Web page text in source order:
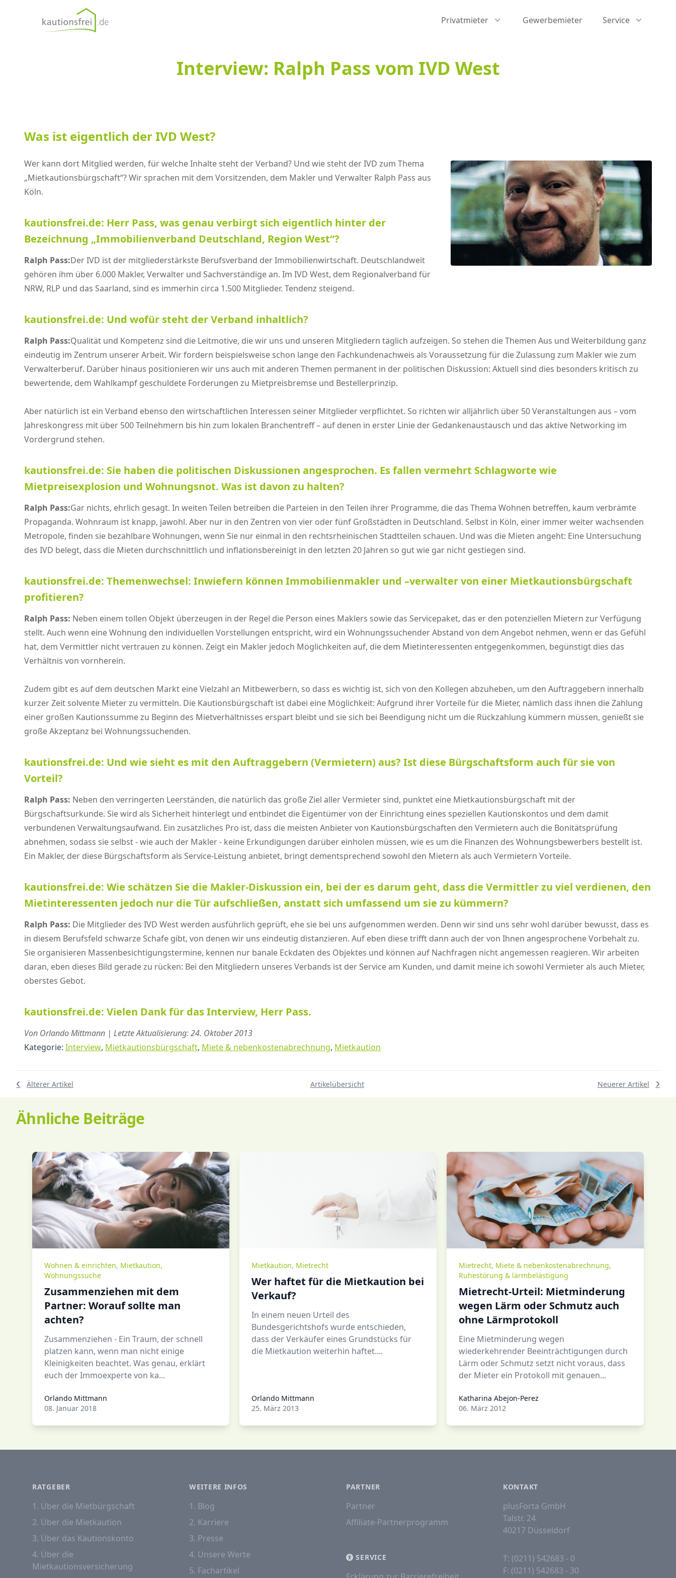
kautionsfrei.de
Privatmieter Gewerbemieter Service
Interview: Ralph Pass vom IVD West
Was ist eigentlich der IVD West?
Wer kann dort Mitglied werden, für welche Inhalte steht der Verband? Und wie steht der IVD zum Thema
„Mietkautionsbürgschaft“? Wir sprachen mit dem Vorsitzenden, dem Makler und Verwalter Ralph Pass aus
Köln.
kautionsfrei.de: Herr Pass, was genau verbirgt sich eigentlich hinter der
Bezeichnung „Immobilienverband Deutschland, Region West“?
Ralph Pass:Der IVD ist der mitgliederstärkste Berufsverband der Immobilienwirtschaft. Deutschlandweit
gehören ihm über 6.000 Makler, Verwalter und Sachverständige an. Im IVD West, dem Regionalverband für
NRW, RLP und das Saarland, sind es immerhin circa 1.500 Mitglieder. Tendenz steigend.
kautionsfrei.de: Und wofür steht der Verband inhaltlich?
Ralph Pass:Qualität und Kompetenz sind die Leitmotive, die wir uns und unseren Mitgliedern täglich aufzeigen. So stehen die Themen Aus und Weiterbildung ganz
eindeutig im Zentrum unserer Arbeit. Wir fordern beispielsweise schon lange den Fachkundenachweis als Voraussetzung für die Zulassung zum Makler wie zum
Verwalterberuf. Darüber hinaus positionieren wir uns auch mit anderen Themen permanent in der politischen Diskussion: Aktuell sind dies besonders kritisch zu
bewertende, dem Wahlkampf geschuldete Forderungen zu Mietpreisbremse und Bestellerprinzip.
Aber natürlich ist ein Verband ebenso den wirtschaftlichen Interessen seiner Mitglieder verpflichtet. So richten wir alljährlich über 50 Veranstaltungen aus – vom
Jahreskongress mit über 500 Teilnehmern bis hin zum lokalen Branchentreff – auf denen in erster Linie der Gedankenaustausch und das aktive Networking im
Vordergrund stehen.
kautionsfrei.de: Sie haben die politischen Diskussionen angesprochen. Es fallen vermehrt Schlagworte wie
Mietpreisexplosion und Wohnungsnot. Was ist davon zu halten?
Ralph Pass:Gar nichts, ehrlich gesagt. In weiten Teilen betreiben die Parteien in den Teilen ihrer Programme, die das Thema Wohnen betreffen, kaum verbrämte
Propaganda. Wohnraum ist knapp, jawohl. Aber nur in den Zentren von vier oder fünf Großstädten in Deutschland. Selbst in Köln, einer immer weiter wachsenden
Metropole, finden sie bezahlbare Wohnungen, wenn Sie nur einmal in den rechtsrheinischen Stadtteilen schauen. Und was die Mieten angeht: Eine Untersuchung
des IVD belegt, dass die Mieten durchschnittlich und inflationsbereinigt in den letzten 20 Jahren so gut wie gar nicht gestiegen sind.
kautionsfrei.de: Themenwechsel: Inwiefern können Immobilienmakler und –verwalter von einer Mietkautionsbürgschaft
profitieren?
Ralph Pass: Neben einem tollen Objekt überzeugen in der Regel die Person eines Maklers sowie das Servicepaket, das er den potenziellen Mietern zur Verfügung
stellt. Auch wenn eine Wohnung den individuellen Vorstellungen entspricht, wird ein Wohnungssuchender Abstand von dem Angebot nehmen, wenn er das Gefühl
hat, dem Vermittler nicht vertrauen zu können. Zeigt ein Makler jedoch Möglichkeiten auf, die dem Mietinteressenten entgegenkommen, begünstigt dies das
Verhältnis von vornherein.
Zudem gibt es auf dem deutschen Markt eine Vielzahl an Mitbewerbern, so dass es wichtig ist, sich von den Kollegen abzuheben, um den Auftraggebern innerhalb
kurzer Zeit solvente Mieter zu vermitteln. Die Kautionsbürgschaft ist dabei eine Möglichkeit: Aufgrund ihrer Vorteile für die Mieter, nämlich dass ihnen die Zahlung
einer großen Kautionssumme zu Beginn des Mietverhältnisses erspart bleibt und sie sich bei Beendigung nicht um die Rückzahlung kümmern müssen, genießt sie
große Akzeptanz bei Wohnungssuchenden.
kautionsfrei.de: Und wie sieht es mit den Auftraggebern (Vermietern) aus? Ist diese Bürgschaftsform auch für sie von
Vorteil?
Ralph Pass: Neben den verringerten Leerständen, die natürlich das große Ziel aller Vermieter sind, punktet eine Mietkautionsbürgschaft mit der
Bürgschaftsurkunde. Sie wird als Sicherheit hinterlegt und entbindet die Eigentümer von der Einrichtung eines speziellen Kautionskontos und dem damit
verbundenen Verwaltungsaufwand. Ein zusätzliches Pro ist, dass die meisten Anbieter von Kautionsbürgschaften den Vermietern auch die Bonitätsprüfung
abnehmen, sodass sie selbst - wie auch der Makler - keine Erkundigungen darüber einholen müssen, wie es um die Finanzen des Wohnungsbewerbers bestellt ist.
Ein Makler, der diese Bürgschaftsform als Service-Leistung anbietet, bringt dementsprechend sowohl den Mietern als auch Vermietern Vorteile.
kautionsfrei.de: Wie schätzen Sie die Makler-Diskussion ein, bei der es darum geht, dass die Vermittler zu viel verdienen, den
Mietinteressenten jedoch nur die Tür aufschließen, anstatt sich umfassend um sie zu kümmern?
Ralph Pass: Die Mitglieder des IVD West werden ausführlich geprüft, ehe sie bei uns aufgenommen werden. Denn wir sind uns sehr wohl darüber bewusst, dass es
in diesem Berufsfeld schwarze Schafe gibt, von denen wir uns eindeutig distanzieren. Auf eben diese trifft dann auch der von Ihnen angesprochene Vorbehalt zu.
Sie organisieren Massenbesichtigungstermine, kennen nur banale Eckdaten des Objektes und können auf Nachfragen nicht angemessen reagieren. Wir arbeiten
daran, eben dieses Bild gerade zu rücken: Bei den Mitgliedern unseres Verbands ist der Service am Kunden, und damit meine ich sowohl Vermieter als auch Mieter,
oberstes Gebot.
kautionsfrei.de: Vielen Dank für das Interview, Herr Pass.
Von Orlando Mittmann | Letzte Aktualisierung: 24. Oktober 2013
Kategorie: Interview, Mietkautionsbürgschaft, Miete & nebenkostenabrechnung, Mietkaution
Älterer Artikel Artikelübersicht Neuerer Artikel
Ähnliche Beiträge
Wohnen & einrichten, Mietkaution,
Wohnungssuche
Zusammenziehen mit dem
Partner: Worauf sollte man
achten?
Zusammenziehen - Ein Traum, der schnell
platzen kann, wenn man nicht einige
Kleinigkeiten beachtet. Was genau, erklärt
euch der Immoexperte von ka...
Orlando Mittmann
Orlando Mittmann
08. Januar 2018
Mietkaution, Mietrecht
Wer haftet für die Mietkaution bei
Verkauf?
In einem neuen Urteil des
Bundesgerichtshofs wurde entschieden,
dass der Verkäufer eines Grundstücks für
die Mietkaution weiterhin haftet....
Orlando Mittmann
Orlando Mittmann
25. März 2013
Mietrecht, Miete & nebenkostenabrechnung,
Ruhestörung & lärmbelästigung
Mietrecht-Urteil: Mietminderung
wegen Lärm oder Schmutz auch
ohne Lärmprotokoll
Eine Mietminderung wegen
wiederkehrender Beeinträchtigungen durch
Lärm oder Schmutz setzt nicht voraus, dass
der Mieter ein Protokoll mit genauen...
Katharina Abejon-Perez
Katharina Abejon-Perez
06. März 2012
RATGEBER
1. Über die Mietbürgschaft
2. Über die Mietkaution
3. Über das Kautionskonto
4. Über die
Mietkautionsversicherung
WEITERE INFOS
1. Blog
2. Karriere
3. Presse
4. Unsere Werte
5. Fachartikel
PARTNER
Partner
Affiliate-Partnerprogramm
SERVICE
KONTAKT
plusForta GmbH
Talstr. 24
40217 Düsseldorf
T: (0211) 542683 - 0
F: (0211) 542683 - 30